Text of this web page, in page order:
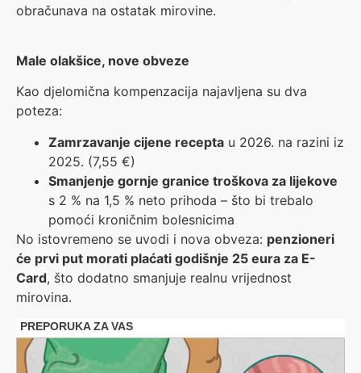
obračunava na ostatak mirovine.
Male olakšice, nove obveze
Kao djelomična kompenzacija najavljena su dva
poteza:
Zamrzavanje cijene recepta u 2026. na razini iz
2025. (7,55 €)
Smanjenje gornje granice troškova za lijekove
s 2 % na 1,5 % neto prihoda – što bi trebalo
pomoći kroničnim bolesnicima
No istovremeno se uvodi i nova obveza: penzioneri
će prvi put morati plaćati godišnje 25 eura za E-
Card, što dodatno smanjuje realnu vrijednost
mirovina.